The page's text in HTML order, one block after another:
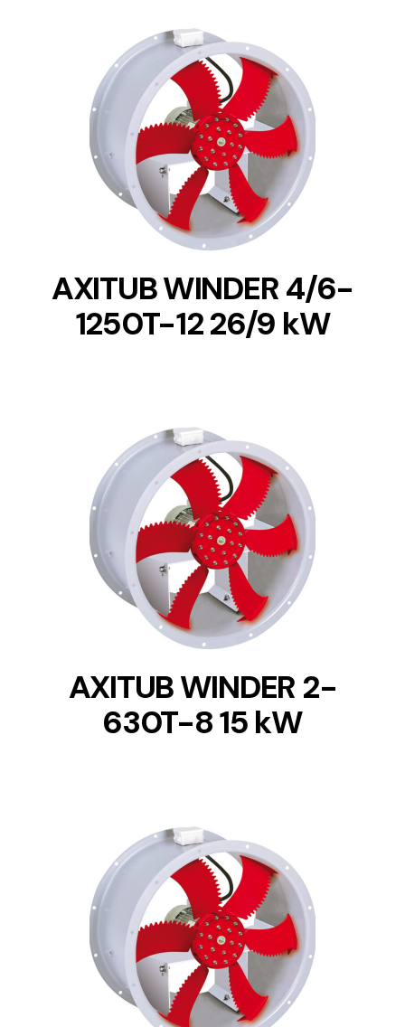
DETAILS
AXITUB WINDER 4/6-
1250T-12 26/9 kW
DETAILS
AXITUB WINDER 2-
630T-8 15 kW
DETAILS